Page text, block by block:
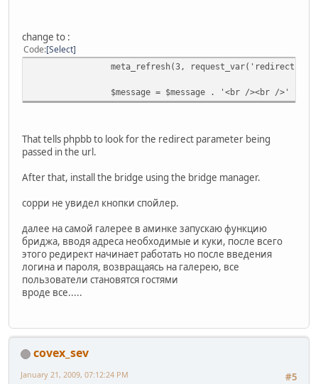
change to :
Code Select
meta_refresh(3, request_var('redirect',
$message = $message . '<br /><br />' .
That tells phpbb to look for the redirect parameter being
passed in the url.
After that, install the bridge using the bridge manager.
сорри не увидел кнопки спойлер.
далее на самой галерее в аминке запускаю функцию
бриджа, вводя адреса необходимые и куки, после всего
этого редирект начинает работать но после введения
логина и пароля, возвращаясь на галерею, все
пользователи становятся гостями
вроде все.....
covex_sev
#5
January 21, 2009, 07:12:24 PM